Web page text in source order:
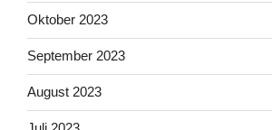
Oktober 2023
September 2023
August 2023